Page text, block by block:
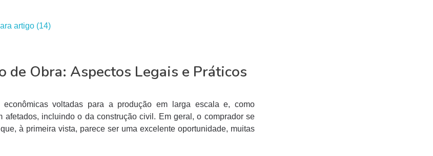
de Obra: Aspectos Legais e Práticos
voltadas para a produção em larga escala e, como
incluindo o da construção civil. Em geral, o comprador se
à primeira vista, parece ser uma excelente oportunidade, muitas